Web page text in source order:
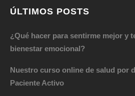
ÚLTIMOS POSTS
¿Qué hacer para sentirme mejor y
bienestar emocional?
Nuestro curso online de salud por
Paciente Activo